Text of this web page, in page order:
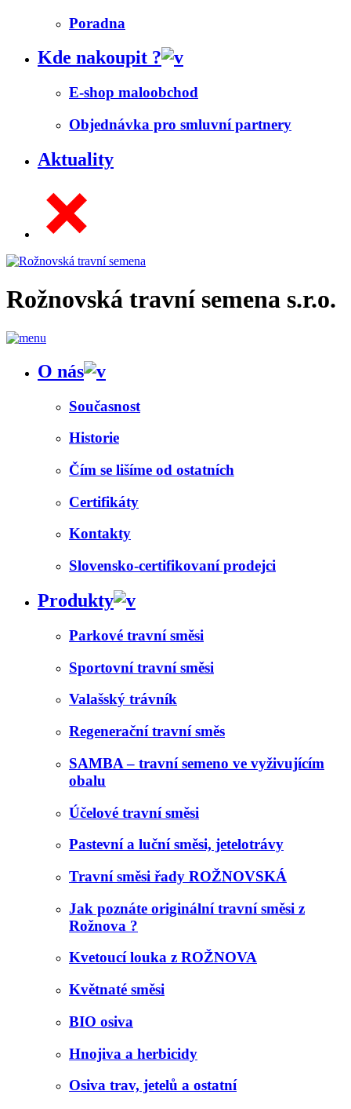
Poradna
Kde nakoupit ?
E-shop maloobchod
Objednávka pro smluvní partnery
Aktuality
Rožnovská travní semena s.r.o.
O nás
Současnost
Historie
Čím se lišíme od ostatních
Certifikáty
Kontakty
Slovensko-certifikovaní prodejci
Produkty
Parkové travní směsi
Sportovní travní směsi
Valašský trávník
Regenerační travní směs
SAMBA – travní semeno ve vyživujícím
obalu
Účelové travní směsi
Pastevní a luční směsi, jetelotrávy
Travní směsi řady ROŽNOVSKÁ
Jak poznáte originální travní směsi z
Rožnova ?
Kvetoucí louka z ROŽNOVA
Květnaté směsi
BIO osiva
Hnojiva a herbicidy
Osiva trav, jetelů a ostatní